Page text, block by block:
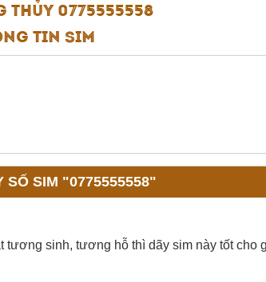
THỦY 0775555558
tin sim
SỐ SIM "0775555558"
sinh, tương hỗ thì dãy sim này tốt cho